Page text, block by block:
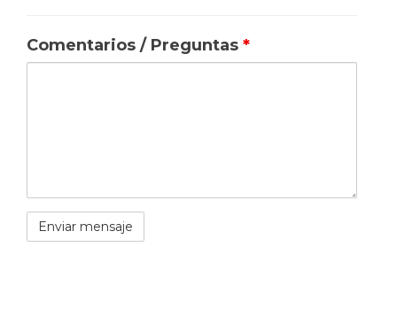
Comentarios / Preguntas *